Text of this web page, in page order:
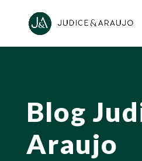
Blog
Araujo